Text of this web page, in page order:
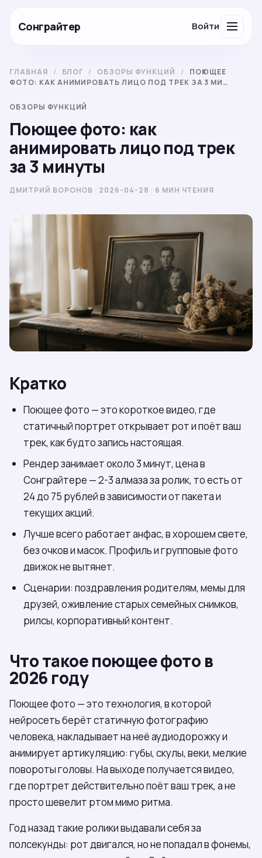
Сонграйтер Войти
ГЛАВНАЯ / БЛОГ / ОБЗОРЫ ФУНКЦИЙ /
ПОЮЩЕЕ
ФОТО: КАК АНИМИРОВАТЬ ЛИЦО ПОД ТРЕК ЗА 3 МИ…
ОБЗОРЫ ФУНКЦИЙ
Поющее фото: как
анимировать лицо под трек
за 3 минуты
ДМИТРИЙ ВОРОНОВ · 2026-04-28 · 6 МИН ЧТЕНИЯ
Кратко
Поющее фото — это короткое видео, где
статичный портрет открывает рот и поёт ваш
трек, как будто запись настоящая.
Рендер занимает около 3 минут, цена в
Сонграйтере — 2-3 алмаза за ролик, то есть от
24 до 75 рублей в зависимости от пакета и
текущих акций.
Лучше всего работает анфас, в хорошем свете,
без очков и масок. Профиль и групповые фото
движок не вытянет.
Сценарии: поздравления родителям, мемы для
друзей, оживление старых семейных снимков,
рилсы, корпоративный контент.
Что такое поющее фото в
2026 году
Поющее фото — это технология, в которой
нейросеть берёт статичную фотографию
человека, накладывает на неё аудиодорожку и
анимирует артикуляцию: губы, скулы, веки, мелкие
повороты головы. На выходе получается видео,
где портрет действительно поёт ваш трек, а не
просто шевелит ртом мимо ритма.
Год назад такие ролики выдавали себя за
полсекунды: рот двигался, но не попадал в фонемы,